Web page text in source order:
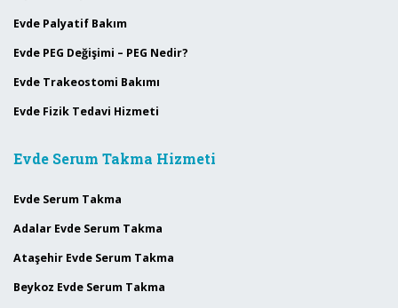
Evde Palyatif Bakım
Evde PEG Değişimi – PEG Nedir?
Evde Trakeostomi Bakımı
Evde Fizik Tedavi Hizmeti
Evde Serum Takma Hizmeti
Evde Serum Takma
Adalar Evde Serum Takma
Ataşehir Evde Serum Takma
Beykoz Evde Serum Takma